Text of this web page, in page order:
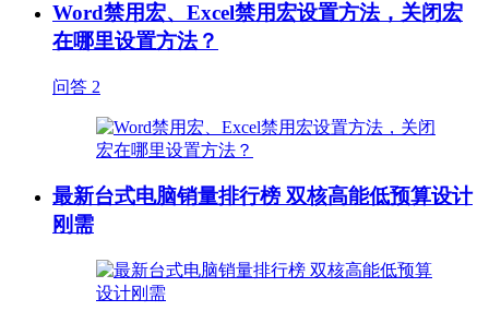
Word禁用宏、Excel禁用宏设置方法，关闭宏
在哪里设置方法？
问答 2
最新台式电脑销量排行榜 双核高能低预算设计
刚需